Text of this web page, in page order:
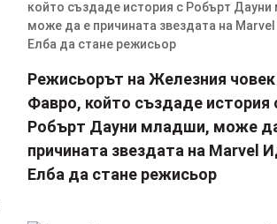
Режисьорът на Железния
Фавро, който създаде история
Робърт Дауни младши, може
причината звездата на Marvel
Елба да стане режисьор